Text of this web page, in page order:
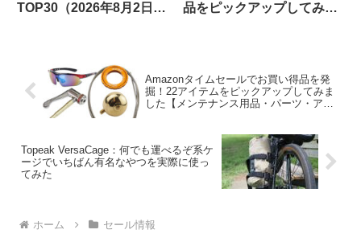
TOP30（2026年8月2日
品をピックアップしてみま
Amazonタイムセールでお買い得品を発
掘！22アイテムをピックアップしてみま
した【メンテナンス用品・パーツ・アク
Topeak VersaCage：何でも運べるぞ系ケ
ージでいちばん有名なやつを実際に使っ
てみた
ホーム セール情報